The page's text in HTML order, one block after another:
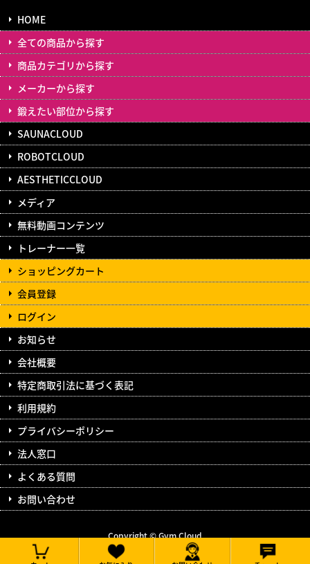
HOME
全ての商品から探す
商品カテゴリから探す
メーカーから探す
鍛えたい部位から探す
SAUNACLOUD
ROBOTCLOUD
AESTHETICCLOUD
メディア
無料動画コンテンツ
トレーナー一覧
ショッピングカート
会員登録
ログイン
お知らせ
会社概要
特定商取引法に基づく表記
利用規約
プライバシーポリシー
法人窓口
よくある質問
お問い合わせ
Copyright © Gym Cloud
All Rights Reserved.